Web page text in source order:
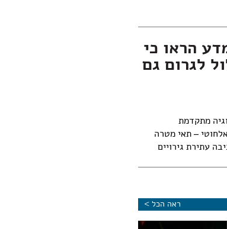
הראו כי
לגרום גם
מתקדמת
– תאי מטרה
עתירת גירויים
ראה הכל >